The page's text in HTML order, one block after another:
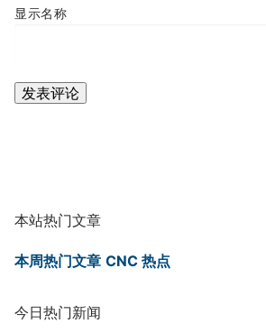
显示名称
本站热门文章
本周热门文章 CNC 热点
今日热门新闻